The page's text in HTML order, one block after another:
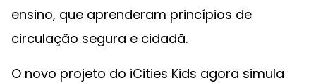
ensino, que aprenderam princípios de
circulação segura e cidadã.
O novo projeto do iCities Kids agora simula